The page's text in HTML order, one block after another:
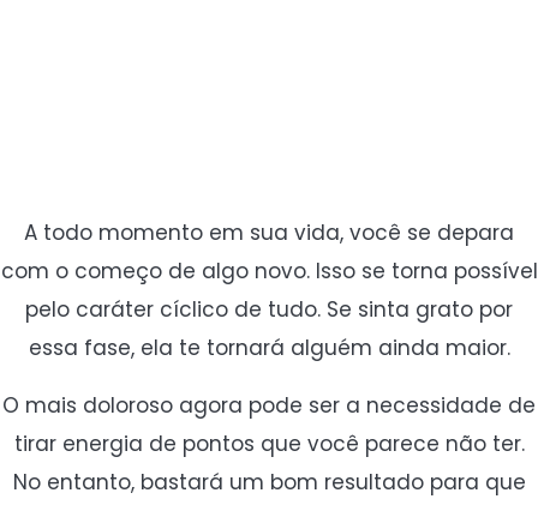
A todo momento em sua vida, você se depara
com o começo de algo novo. Isso se torna possível
pelo caráter cíclico de tudo. Se sinta grato por
essa fase, ela te tornará alguém ainda maior.
O mais doloroso agora pode ser a necessidade de
tirar energia de pontos que você parece não ter.
No entanto, bastará um bom resultado para que